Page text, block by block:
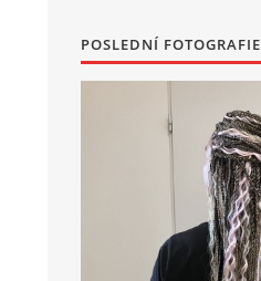
POSLEDNÍ FOTOGRAFIE